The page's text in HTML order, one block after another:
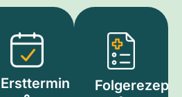
Ersttermin
Folgerezept